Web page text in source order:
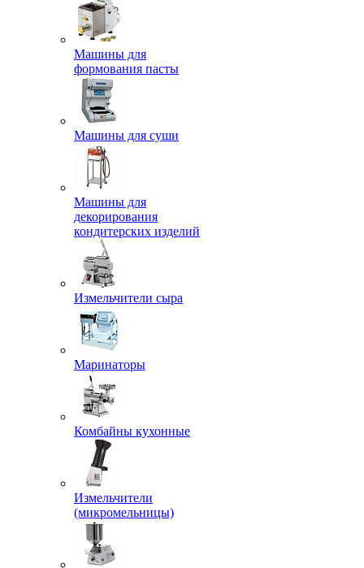
Машины для
формования пасты
Машины для суши
Машины для
декорирования
кондитерских изделий
Измельчители сыра
Маринаторы
Комбайны кухонные
Измельчители
(микромельницы)